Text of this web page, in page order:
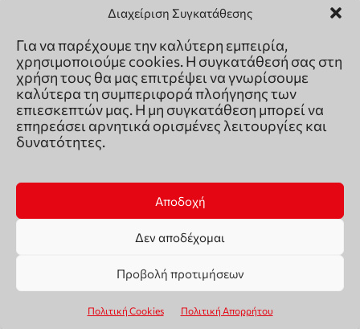
Διαχείριση Συγκατάθεσης
Για να παρέχουμε την καλύτερη εμπειρία,
χρησιμοποιούμε cookies. Η συγκατάθεσή σας στη
χρήση τους θα μας επιτρέψει να γνωρίσουμε
καλύτερα τη συμπεριφορά πλοήγησης των
επιεσκεπτών μας. Η μη συγκατάθεση μπορεί να
επηρεάσει αρνητικά ορισμένες λειτουργίες και
δυνατότητες.
Αποδοχή
Δεν αποδέχομαι
Προβολή προτιμήσεων
Πολιτική Cookies Πολιτική Απορρήτου